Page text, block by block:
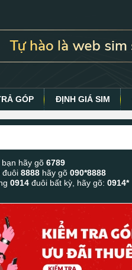
GÓP ĐỊNH GIÁ SIM
bạn hãy gõ6789
đuôi8888 hãy gõ090*8888
0914 đuôi bất kỳ, hãy gõ:0914*